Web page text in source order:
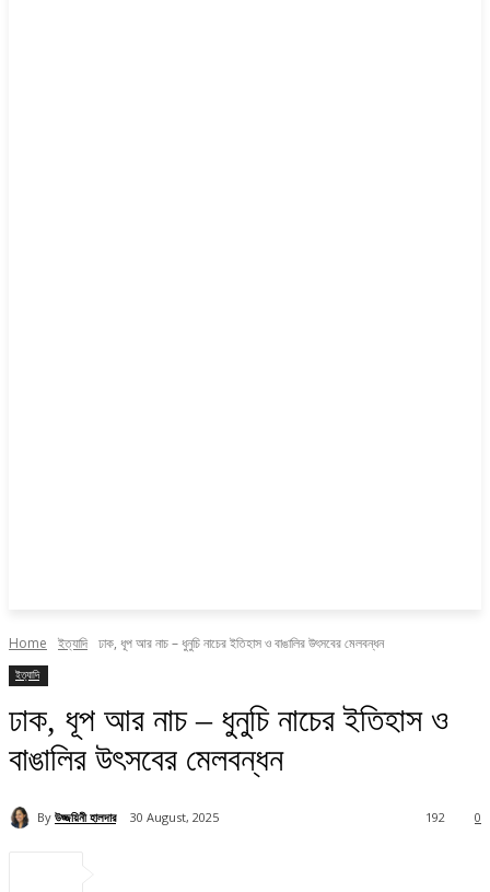
Home ইত্যাদি ঢাক, ধূপ আর নাচ – ধুনুচি নাচের ইতিহাস ও বাঙালির উৎসবের মেলবন্ধন
ইত্যাদি
ঢাক, ধূপ আর নাচ – ধুনুচি নাচের ইতিহাস ও
বাঙালির উৎসবের মেলবন্ধন
By উজ্জয়িনী হালদার 30 August, 2025 0
192